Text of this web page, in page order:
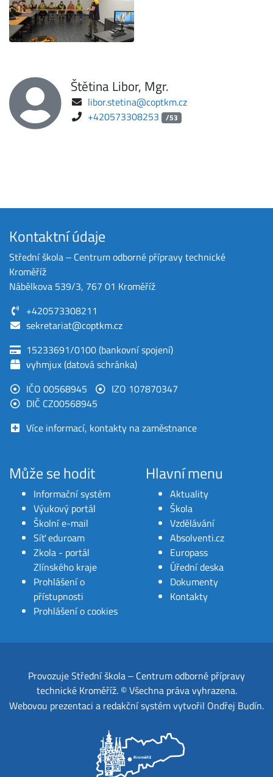
Štětina Libor, Mgr.
libor.stetina@coptkm.cz
+420573308253
/53
Kontaktní údaje
Střední škola ‒ Centrum odborné přípravy technické
Kroměříž
Nábělkova 539/3, 767 01 Kroměříž
+420573308211
sekretariat@coptkm.cz
15233691/0100 (bankovní spojení)
vyhmjux (datová schránka)
IČO 00568945
IZO 107870347
DIČ CZ00568945
Více informací, kontakty na zaměstnance
Může se hodit
Informační systém
Výukový portál
Školní e-mail
Síť eduroam
Zkola - portál
Zlínského kraje
Prohlášení o
přístupnosti
Prohlášení o cookies
Hlavní menu
Aktuality
Škola
Vzdělávání
Absolventi.cz
Europass
Úřední deska
Dokumenty
Kontakty
ProvozujeStřední škola ‒ Centrum odborné přípravy
technické Kroměříž. © Všechna práva vyhrazena.
Webovou prezentaci a redakční systémvytvořil Ondřej Budín.